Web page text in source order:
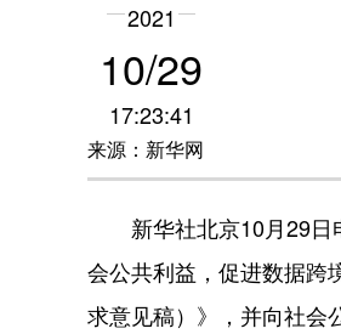
2021
10/29
17:23:41
来源：新华网
新华社北京10月29日
会公共利益，促进数据跨
求意见稿）》，并向社会